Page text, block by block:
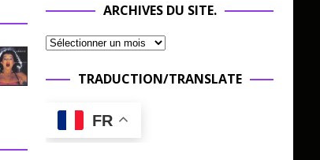
ARCHIVES DU SITE.
TRADUCTION/TRANSLATE
FR